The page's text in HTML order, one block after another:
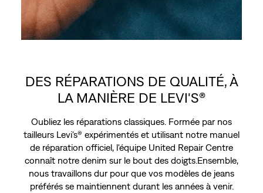
DES RÉPARATIONS DE QUALITÉ, À
LA MANIÈRE DE LEVI'S®
Oubliez les réparations classiques. Formée par nos
tailleurs Levi's® expérimentés et utilisant notre manuel
de réparation officiel, l'équipe United Repair Centre
connaît notre denim sur le bout des doigts.Ensemble,
nous travaillons dur pour que vos modèles de jeans
préférés se maintiennent durant les années à venir.